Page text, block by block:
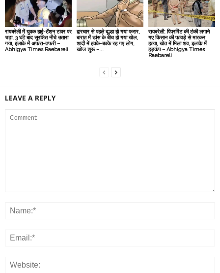
रायबरेली में युवक हाई-टेंशन टावर पर
चढ़ा, 3 घंटे बाद सुरक्षित नीचे उतारा
गया, इलाके में अफरा-तफरी –
Abhigya Times Raebareli
द्वारचार से पहले दूल्हा हो गया फरार,
बारात में डांस के बीच हो गया खेल,
शादी में हक्के-बक्के रह गए लोग,
खोज शुरू –...
रायबरेली: पिपरमिंट की टंकी लगाने
गए किसान की फावड़े से मारकर
हत्या, खेत में मिला शव, इलाके में
हड़कंप – Abhigya Times
Raebareli
LEAVE A REPLY